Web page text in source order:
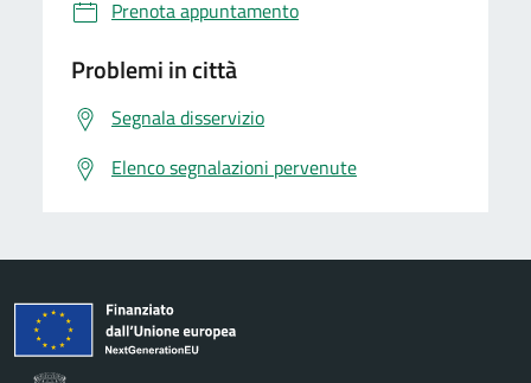
Prenota appuntamento
Problemi in città
Segnala disservizio
Elenco segnalazioni pervenute